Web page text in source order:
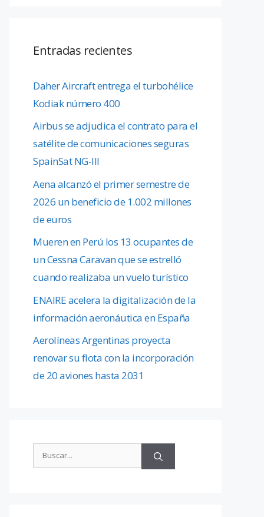
Entradas recientes
Daher Aircraft entrega el turbohélice
Kodiak número 400
Airbus se adjudica el contrato para el
satélite de comunicaciones seguras
SpainSat NG-III
Aena alcanzó el primer semestre de
2026 un beneficio de 1.002 millones
de euros
Mueren en Perú los 13 ocupantes de
un Cessna Caravan que se estrelló
cuando realizaba un vuelo turístico
ENAIRE acelera la digitalización de la
información aeronáutica en España
Aerolíneas Argentinas proyecta
renovar su flota con la incorporación
de 20 aviones hasta 2031